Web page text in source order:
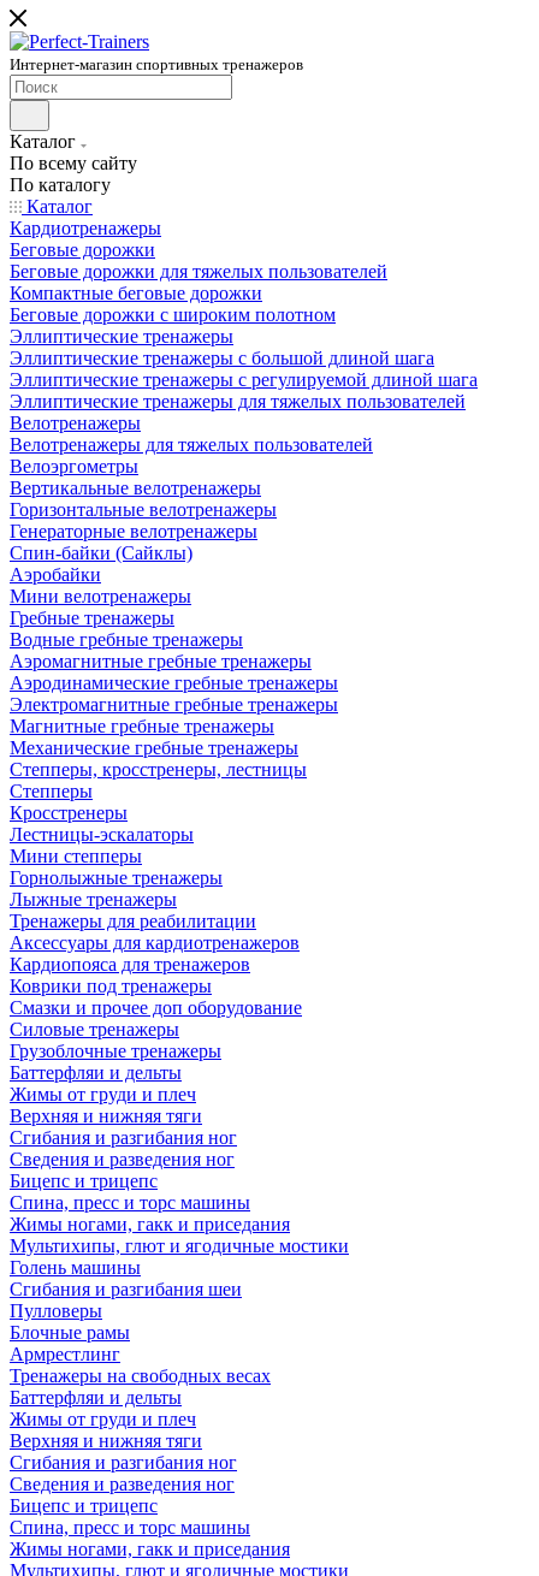
Интернет-магазин спортивных тренажеров
Каталог
По всему сайту
По каталогу
Каталог
Кардиотренажеры
Беговые дорожки
Беговые дорожки для тяжелых пользователей
Компактные беговые дорожки
Беговые дорожки с широким полотном
Эллиптические тренажеры
Эллиптические тренажеры с большой длиной шага
Эллиптические тренажеры с регулируемой длиной шага
Эллиптические тренажеры для тяжелых пользователей
Велотренажеры
Велотренажеры для тяжелых пользователей
Велоэргометры
Вертикальные велотренажеры
Горизонтальные велотренажеры
Генераторные велотренажеры
Спин-байки (Сайклы)
Аэробайки
Мини велотренажеры
Гребные тренажеры
Водные гребные тренажеры
Аэромагнитные гребные тренажеры
Аэродинамические гребные тренажеры
Электромагнитные гребные тренажеры
Магнитные гребные тренажеры
Механические гребные тренажеры
Степперы, кросстренеры, лестницы
Степперы
Кросстренеры
Лестницы-эскалаторы
Мини степперы
Горнолыжные тренажеры
Лыжные тренажеры
Тренажеры для реабилитации
Аксессуары для кардиотренажеров
Кардиопояса для тренажеров
Коврики под тренажеры
Смазки и прочее доп оборудование
Силовые тренажеры
Грузоблочные тренажеры
Баттерфляи и дельты
Жимы от груди и плеч
Верхняя и нижняя тяги
Сгибания и разгибания ног
Сведения и разведения ног
Бицепс и трицепс
Спина, пресс и торс машины
Жимы ногами, гакк и приседания
Мультихипы, глют и ягодичные мостики
Голень машины
Сгибания и разгибания шеи
Пулловеры
Блочные рамы
Армрестлинг
Тренажеры на свободных весах
Баттерфляи и дельты
Жимы от груди и плеч
Верхняя и нижняя тяги
Сгибания и разгибания ног
Сведения и разведения ног
Бицепс и трицепс
Спина, пресс и торс машины
Жимы ногами, гакк и приседания
Мультихипы, глют и ягодичные мостики